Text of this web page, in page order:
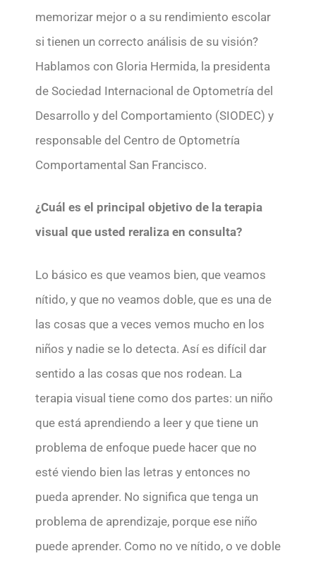
memorizar mejor o a su rendimiento escolar
si tienen un correcto análisis de su visión?
Hablamos con Gloria Hermida, la presidenta
de Sociedad Internacional de Optometría del
Desarrollo y del Comportamiento (SIODEC) y
responsable del Centro de Optometría
Comportamental San Francisco.
¿Cuál es el principal objetivo de la terapia
visual que usted reraliza en consulta?
Lo básico es que veamos bien, que veamos
nítido, y que no veamos doble, que es una de
las cosas que a veces vemos mucho en los
niños y nadie se lo detecta. Así es difícil dar
sentido a las cosas que nos rodean. La
terapia visual tiene como dos partes: un niño
que está aprendiendo a leer y que tiene un
problema de enfoque puede hacer que no
esté viendo bien las letras y entonces no
pueda aprender. No significa que tenga un
problema de aprendizaje, porque ese niño
puede aprender. Como no ve nítido, o ve doble